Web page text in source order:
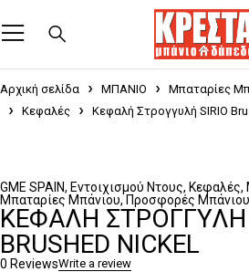
Αρχική σελίδα ΜΠΑΝΙΟ Μπαταρίες
Κεφαλές
Κεφαλή Στρογγυλή SIRIO
GME SPAIN, Εντοιχισμού Ντους, Κεφαλές,
Μπαταρίες Μπάνιου, Προσφορές Μπάνιου
ΚΕΦΑΛΉ ΣΤΡΟΓΓΥΛΉ
BRUSHED NICKEL
0 ReviewsWrite a review